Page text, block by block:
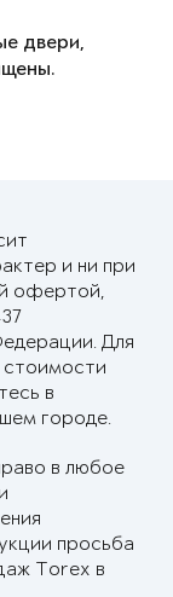
двери,
и ни при
офертой,
Для
в
городе.
в любое
просьба
Torex в